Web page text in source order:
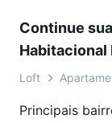
Continue
Habitacional
Loft